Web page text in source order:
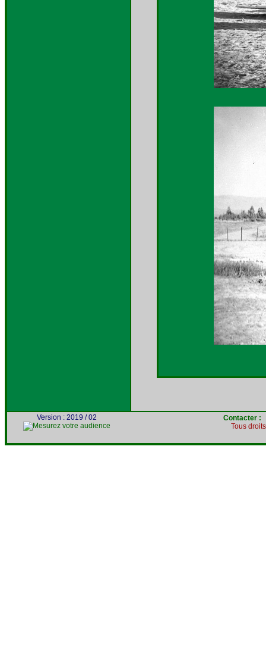
Version : 2019 / 02
Contacter :
Tous